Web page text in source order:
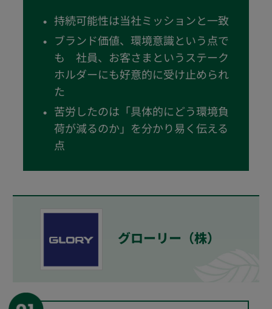
持続可能性は当社ミッションと一致
ブランド価値、環境意識という点で
も 社員、お客さまというステーク
ホルダーにも好意的に受け止められ
た
苦労したのは「具体的にどう環境負
荷が減るのか」を分かり易く伝える
点
グローリー（株）